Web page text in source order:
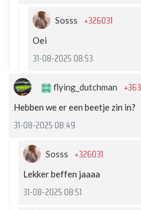
Sosss +326031
Oei
31-08-2025 08:53
flying_dutchman
Hebben we er een beetje zin in?
31-08-2025 08:49
Sosss +326031
Lekker beffen jaaaa
31-08-2025 08:51